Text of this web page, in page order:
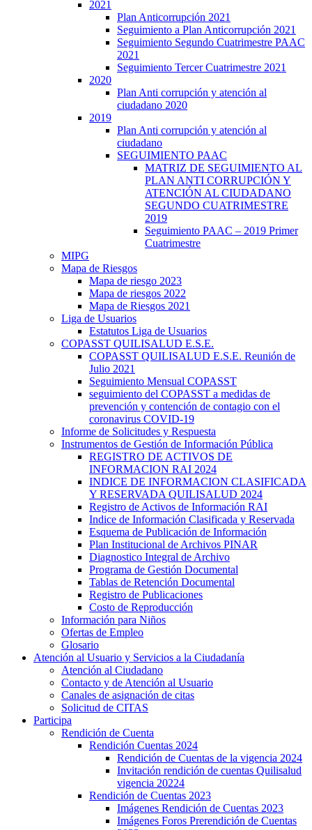
2021
Plan Anticorrupción 2021
Seguimiento a Plan Anticorrupción 2021
Seguimiento Segundo Cuatrimestre PAAC
2021
Seguimiento Tercer Cuatrimestre 2021
2020
Plan Anti corrupción y atención al
ciudadano 2020
2019
Plan Anti corrupción y atención al
ciudadano
SEGUIMIENTO PAAC
MATRIZ DE SEGUIMIENTO AL
PLAN ANTI CORRUPCIÓN Y
ATENCIÓN AL CIUDADANO
SEGUNDO CUATRIMESTRE
2019
Seguimiento PAAC – 2019 Primer
Cuatrimestre
MIPG
Mapa de Riesgos
Mapa de riesgo 2023
Mapa de riesgos 2022
Mapa de Riesgos 2021
Liga de Usuarios
Estatutos Liga de Usuarios
COPASST QUILISALUD E.S.E.
COPASST QUILISALUD E.S.E. Reunión de
Julio 2021
Seguimiento Mensual COPASST
seguimiento del COPASST a medidas de
prevención y contención de contagio con el
coronavirus COVID-19
Informe de Solicitudes y Respuesta
Instrumentos de Gestión de Información Pública
REGISTRO DE ACTIVOS DE
INFORMACION RAI 2024
INDICE DE INFORMACION CLASIFICADA
Y RESERVADA QUILISALUD 2024
Registro de Activos de Información RAI
Indice de Información Clasificada y Reservada
Esquema de Publicación de Información
Plan Institucional de Archivos PINAR
Diagnostico Integral de Archivo
Programa de Gestión Documental
Tablas de Retención Documental
Registro de Publicaciones
Costo de Reproducción
Información para Niños
Ofertas de Empleo
Glosario
Atención al Usuario y Servicios a la Ciudadanía
Atención al Ciudadano
Contacto y de Atención al Usuario
Canales de asignación de citas
Solicitud de CITAS
Participa
Rendición de Cuenta
Rendición Cuentas 2024
Rendición de Cuentas de la vigencia 2024
Invitación rendición de cuentas Quilisalud
vigencia 20224
Rendición de Cuentas 2023
Imágenes Rendición de Cuentas 2023
Imágenes Foros Prerendición de Cuentas